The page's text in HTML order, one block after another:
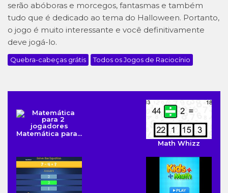
serão abóboras e morcegos, fantasmas e também
tudo que é dedicado ao tema do Halloween. Portanto,
o jogo é muito interessante e você definitivamente
deve jogá-lo.
Quebra-cabeças grátis Todos os Jogos de Raciocínio
Matemática para...
Math Whizz